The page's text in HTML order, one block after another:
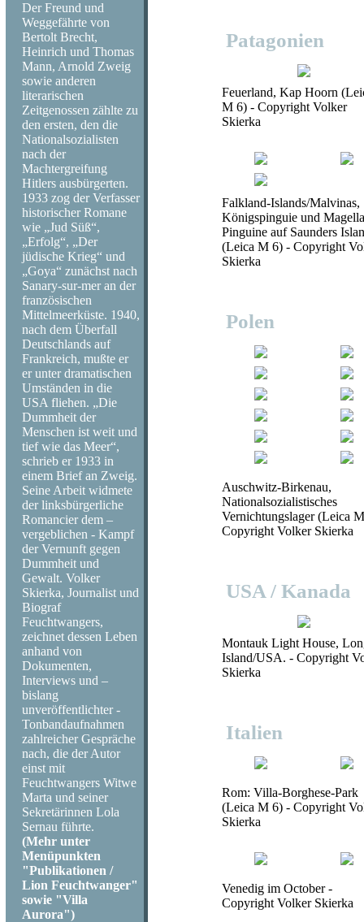
Der Freund und
Weggefährte von
Bertolt Brecht,
Heinrich und Thomas
Mann, Arnold Zweig
sowie anderen
literarischen
Zeitgenossen zählte zu
den ersten, den die
Nationalsozialisten
nach der
Machtergreifung
Hitlers ausbürgerten.
1933 zog der Verfasser
historischer Romane
wie „Jud Süß“,
„Erfolg“, „Der
jüdische Krieg“ und
„Goya“ zunächst nach
Sanary-sur-mer an der
französischen
Mittelmeerküste. 1940,
nach dem Überfall
Deutschlands auf
Frankreich, mußte er
er unter dramatischen
Umständen in die
USA fliehen. „Die
Dummheit der
Menschen ist weit und
tief wie das Meer“,
schrieb er 1933 in
einem Brief an Zweig.
Seine Arbeit widmete
der linksbürgerliche
Romancier dem –
vergeblichen - Kampf
der Vernunft gegen
Dummheit und
Gewalt. Volker
Skierka, Journalist und
Biograf
Feuchtwangers,
zeichnet dessen Leben
anhand von
Dokumenten,
Interviews und –
bislang
unveröffentlichter -
Tonbandaufnahmen
zahlreicher Gespräche
nach, die der Autor
einst mit
Feuchtwangers Witwe
Marta und seiner
Sekretärinnen Lola
Sernau führte.
(Mehr unter
Menüpunkten
"Publikationen /
Lion Feuchtwanger"
sowie "Villa
Aurora")
Patagonien
Feuerland, Kap Hoorn
M 6) - Copyright Volker
Skierka
Falkland-Islands/Malvinas,
Königspinguie und
Pinguine auf Saunders
(Leica M 6) - Copyright
Skierka
Polen
Auschwitz-Birkenau,
Nationalsozialistisches
Vernichtungslager (Leica
Copyright Volker Skierka
USA / Kanada
Montauk Light House,
Island/USA. - Copyright
Skierka
Italien
Rom: Villa-Borghese-Park
(Leica M 6) - Copyright
Skierka
Venedig im October -
Copyright Volker Skierka